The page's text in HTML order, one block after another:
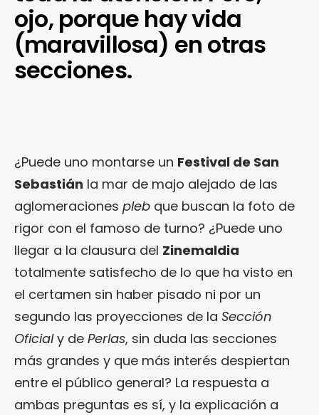
ojo, porque hay vida
(maravillosa) en otras
secciones.
¿Puede uno montarse un Festival de San
Sebastián la mar de majo alejado de las
aglomeraciones pleb que buscan la foto de
rigor con el famoso de turno? ¿Puede uno
llegar a la clausura del Zinemaldia
totalmente satisfecho de lo que ha visto en
el certamen sin haber pisado ni por un
segundo las proyecciones de la Sección
Oficialy de Perlas, sin duda las secciones
más grandes y que más interés despiertan
entre el público general? La respuesta a
ambas preguntas es sí, y la explicación a